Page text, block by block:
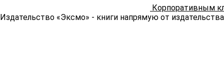
Корпоративным
Издательство «Эксмо» - книги напрямую от издательства